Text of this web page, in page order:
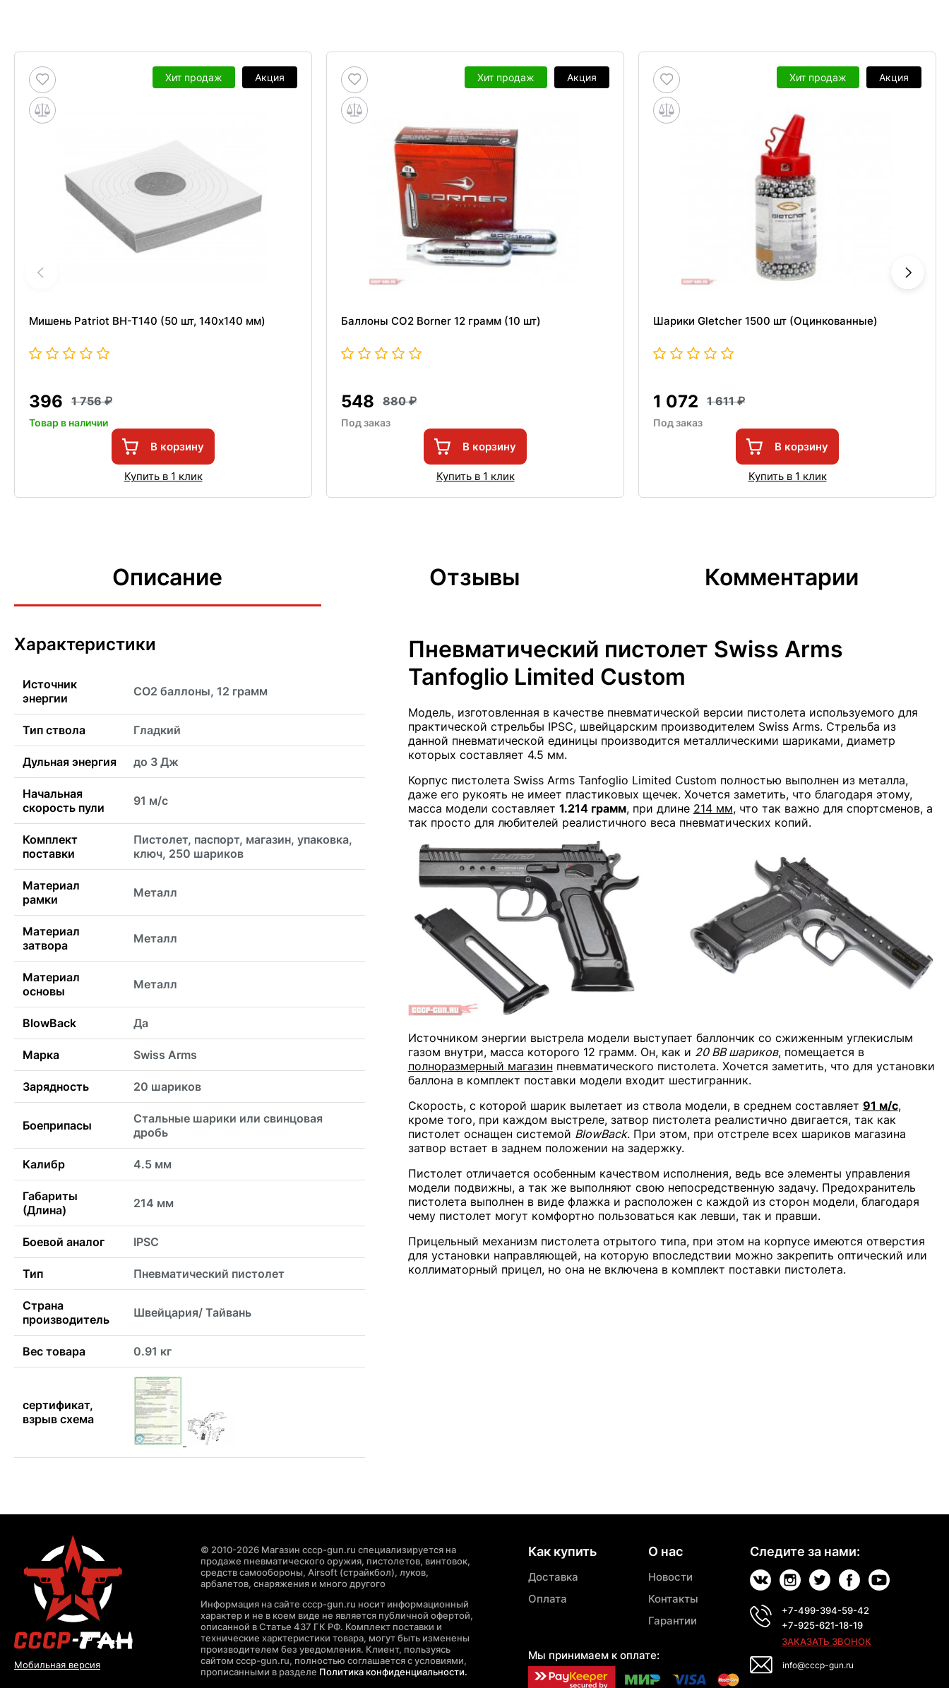
Хит продаж Акция
Мишень Patriot BH-T140 (50 шт, 140x140 мм)
396 1 756
Товар в наличии
В корзину
Купить в 1 клик
Хит продаж Акция
Баллоны СО2 Borner 12 грамм (10 шт)
548 880
Под заказ
В корзину
Купить в 1 клик
Хит продаж Акция
Шарики Gletcher 1500 шт (Оцинкованные)
1 072 1 611
Под заказ
В корзину
Купить в 1 клик
Описание Отзывы Комментарии
Характеристики
Источник
энергии
CO2 баллоны, 12 грамм
Тип ствола Гладкий
Дульная энергия до 3 Дж
Начальная
скорость пули
91 м/с
Комплект
поставки
Пистолет, паспорт, магазин, упаковка,
ключ, 250 шариков
Материал
рамки
Металл
Материал
затвора
Металл
Материал
основы
Металл
BlowBack Да
Марка Swiss Arms
Зарядность 20 шариков
Боеприпасы
Стальные шарики или свинцовая
дробь
Калибр 4.5 мм
Габариты
(Длина)
214 мм
Боевой аналог IPSC
Тип Пневматический пистолет
Страна
производитель
Швейцария/ Тайвань
Вес товара 0.91 кг
сертификат,
взрыв схема
Пневматический пистолет Swiss Arms
Tanfoglio Limited Custom
Модель, изготовленная в качестве пневматической версии пистолета используемого для
практической стрельбы IPSC, швейцарским производителем Swiss Arms. Стрельба из
данной пневматической единицы производится металлическими шариками, диаметр
которых составляет 4.5 мм.
Корпус пистолета Swiss Arms Tanfoglio Limited Custom полностью выполнен из металла,
даже его рукоять не имеет пластиковых щечек. Хочется заметить, что благодаря этому,
масса модели составляет 1.214 грамм, при длине 214 мм, что так важно для спортсменов, а
так просто для любителей реалистичного веса пневматических копий.
Источником энергии выстрела модели выступает баллончик со сжиженным углекислым
газом внутри, масса которого 12 грамм. Он, как и 20 BB шариков, помещается в
полноразмерный магазинпневматического пистолета. Хочется заметить, что для установки
баллона в комплект поставки модели входит шестигранник.
Скорость, с которой шарик вылетает из ствола модели, в среднем составляет 91 м/с,
кроме того, при каждом выстреле, затвор пистолета реалистично двигается, так как
пистолет оснащен системой BlowBack. При этом, при отстреле всех шариков магазина
затвор встает в заднем положении на задержку.
Пистолет отличается особенным качеством исполнения, ведь все элементы управления
модели подвижны, а так же выполняют свою непосредственную задачу. Предохранитель
пистолета выполнен в виде флажка и расположен с каждой из сторон модели, благодаря
чему пистолет могут комфортно пользоваться как левши, так и правши.
Прицельный механизм пистолета отрытого типа, при этом на корпусе имеются отверстия
для установки направляющей, на которую впоследствии можно закрепить оптический или
коллиматорный прицел, но она не включена в комплект поставки пистолета.
Мобильная версия
© 2010-2026 Магазин cccp-gun.ru специализируется на
продаже пневматического оружия, пистолетов, винтовок,
средств самообороны, Airsoft (страйкбол), луков,
арбалетов, снаряжения и много другого
Информация на сайте cccp-gun.ru носит информационный
характер и не в коем виде не является публичной офертой,
описанной в Статье 437 ГК РФ. Комплект поставки и
технические харктеристики товара, могут быть изменены
производителем без уведомления. Клиент, пользуясь
сайтом cccp-gun.ru, полностью соглашается с условиями,
прописанными в разделе Политика конфиденциальности.
Как купить
Доставка
Оплата
Мы принимаем к оплате:
О нас
Новости
Контакты
Гарантии
Следите за нами:
+7-499-394-59-42
+7-925-621-18-19
ЗАКАЗАТЬ ЗВОНОК
info@cccp-gun.ru